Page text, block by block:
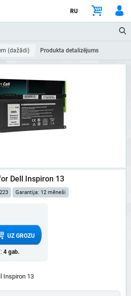
RU
(dažādi) Produkta detalizējums
Dell Inspiron 13
Garantija: 12 mēneši
UZ GROZU
: 4 gab.
Inspiron 13